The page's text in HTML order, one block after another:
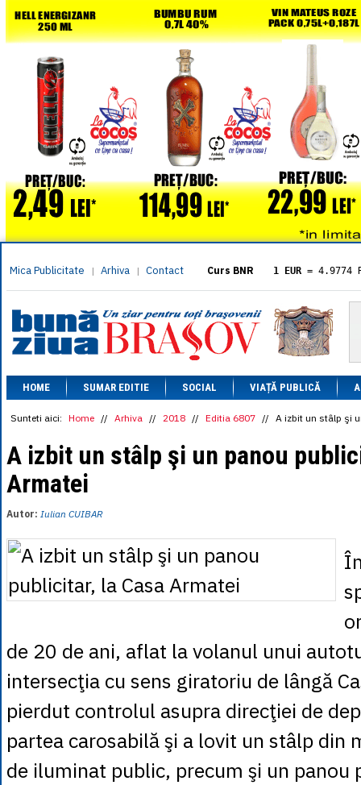
Mica Publicitate | Arhiva | Contact Curs BNR 1 EUR = 4.9774
= 5.8304
1 XAU= 464.4611
1 AED= 1.1933
1 AUD= 2.7957
1 BGN= 2.5449
1 CAD= 3.1559
1 CHF= 5.2813
1 CNY= 0.6015
= 0.6668
1 EGP= 0.0860
= 0.4191
= 1.1646
1 RSD= 0.0425
= 0.0530
1 TRY = 0.1141
1 XDR = 5.9383
1 ZAR= 0.2318
HOME SUMAR EDITIE SOCIAL VIAȚĂ PUBLICĂ
Sunteti aici: Home // Arhiva // 2018 // Editia 6807 // A izbit un stâlp şi
A izbit un stâlp şi un panou
Armatei
Autor: Iulian CUIBAR
de 20 de ani, aflat la volanul unui
intersecţia cu sens giratoriu de lângă
pierdut controlul asupra direcţiei de
partea carosabilă şi a lovit un stâlp din
de iluminat public, precum şi un panou